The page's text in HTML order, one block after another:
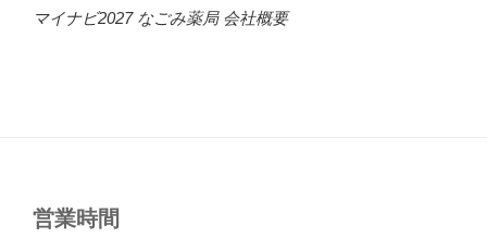
マイナビ2027 なごみ薬局 会社概要
営業時間